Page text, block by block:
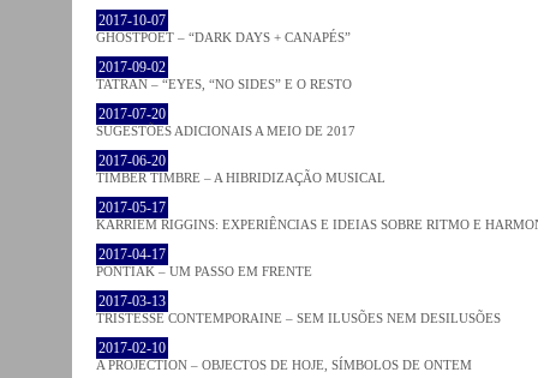
2017-10-07
GHOSTPOET – “DARK DAYS + CANAPÉS”
2017-09-02
TATRAN – “EYES, “NO SIDES” E O RESTO
2017-07-20
SUGESTÕES ADICIONAIS A MEIO DE 2017
2017-06-20
TIMBER TIMBRE – A HIBRIDIZAÇÃO MUSICAL
2017-05-17
KARRIEM RIGGINS: EXPERIÊNCIAS E IDEIAS SOBRE RITMO E
2017-04-17
PONTIAK – UM PASSO EM FRENTE
2017-03-13
TRISTESSE CONTEMPORAINE – SEM ILUSÕES NEM DESILUSÕES
2017-02-10
A PROJECTION – OBJECTOS DE HOJE, SÍMBOLOS DE ONTEM